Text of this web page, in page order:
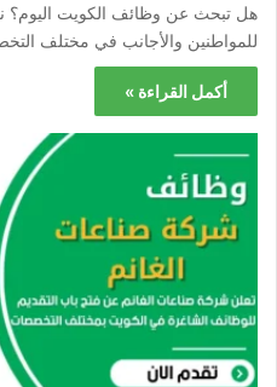
هل تبحث عن وظائف الكويت
للمواطنين والأجانب في مختلف
أكمل القراءة »